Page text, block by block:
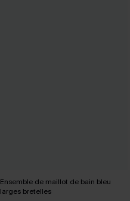
Ensemble de maillot de bain bleu
larges bretelles